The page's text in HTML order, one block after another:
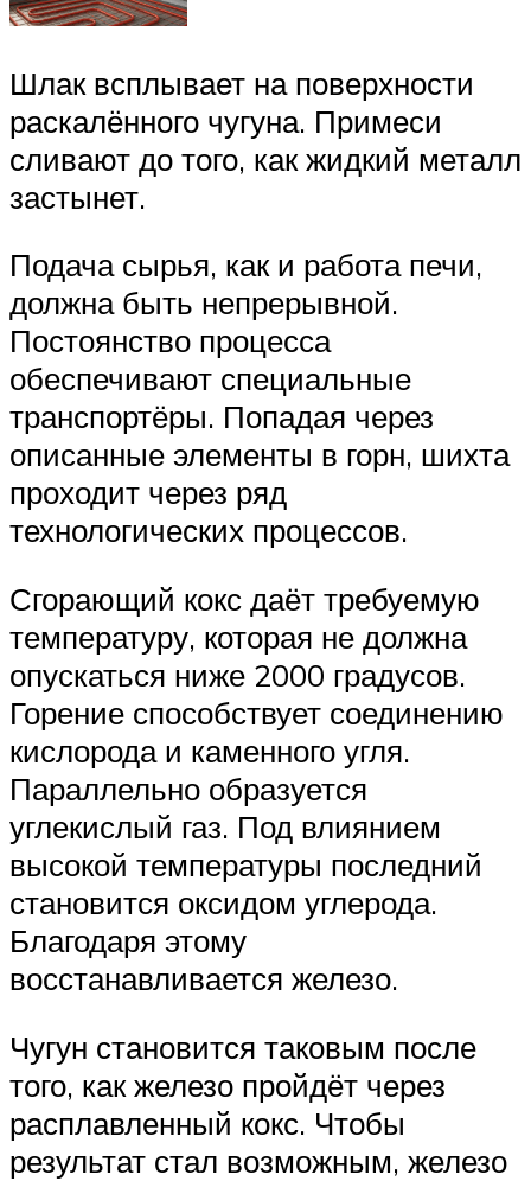
Шлак всплывает на поверхности
раскалённого чугуна. Примеси
сливают до того, как жидкий металл
застынет.
Подача сырья, как и работа печи,
должна быть непрерывной.
Постоянство процесса
обеспечивают специальные
транспортёры. Попадая через
описанные элементы в горн, шихта
проходит через ряд
технологических процессов.
Сгорающий кокс даёт требуемую
температуру, которая не должна
опускаться ниже 2000 градусов.
Горение способствует соединению
кислорода и каменного угля.
Параллельно образуется
углекислый газ. Под влиянием
высокой температуры последний
становится оксидом углерода.
Благодаря этому
восстанавливается железо.
Чугун становится таковым после
того, как железо пройдёт через
расплавленный кокс. Чтобы
результат стал возможным, железо